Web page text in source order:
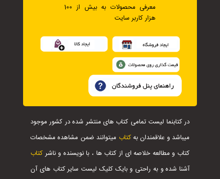
معرفی محصولات به بیش از 100
هزار کاربر سایت
در کتابنما لیست تمامی کتاب های منتشر شده در کشور موجود
میباشد و علاقمندان بهکتاب میتوانند ضمن مشاهده مشخصات
کتاب و مطالعه خلاصه ای از کتاب ها ، با نویسنده و ناشرکتاب
آشنا شده و به راحتی و بایک کلیک لیست سایر کتاب های آن